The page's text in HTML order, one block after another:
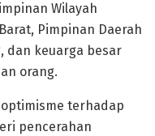
Wilayah
Pimpinan Daerah
dan keuarga besar
orang.
terhadap
pencerahan